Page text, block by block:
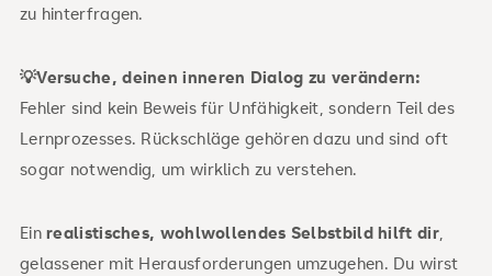
zu hinterfragen.
💡Versuche, deinen inneren Dialog zu verändern:
Fehler sind kein Beweis für Unfähigkeit, sondern Teil des
Lernprozesses. Rückschläge gehören dazu und sind oft
sogar notwendig, um wirklich zu verstehen.
Einrealistisches, wohlwollendes Selbstbild hilft dir,
gelassener mit Herausforderungen umzugehen. Du wirst